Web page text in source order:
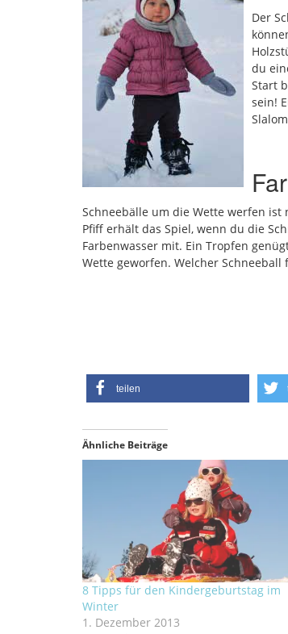
Der
du
Start
sein!
Schneebälle um die Wette werfen
Pfiff erhält das Spiel, wenn du die
Farbenwasser mit. Ein Tropfen
Wette geworfen. Welcher
teilen
Ähnliche Beiträge
8 Tipps für den Kindergeburtstag im
Winter
1. Dezember 2013